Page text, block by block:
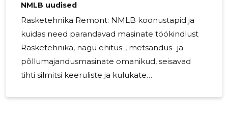
NMLB uudised
Rasketehnika Remont: NMLB koonustapid ja
kuidas need parandavad masinate töökindlust
Rasketehnika, nagu ehitus-, metsandus- ja
põllumajandusmasinate omanikud, seisavad
tihti silmitsi keeruliste ja kulukate